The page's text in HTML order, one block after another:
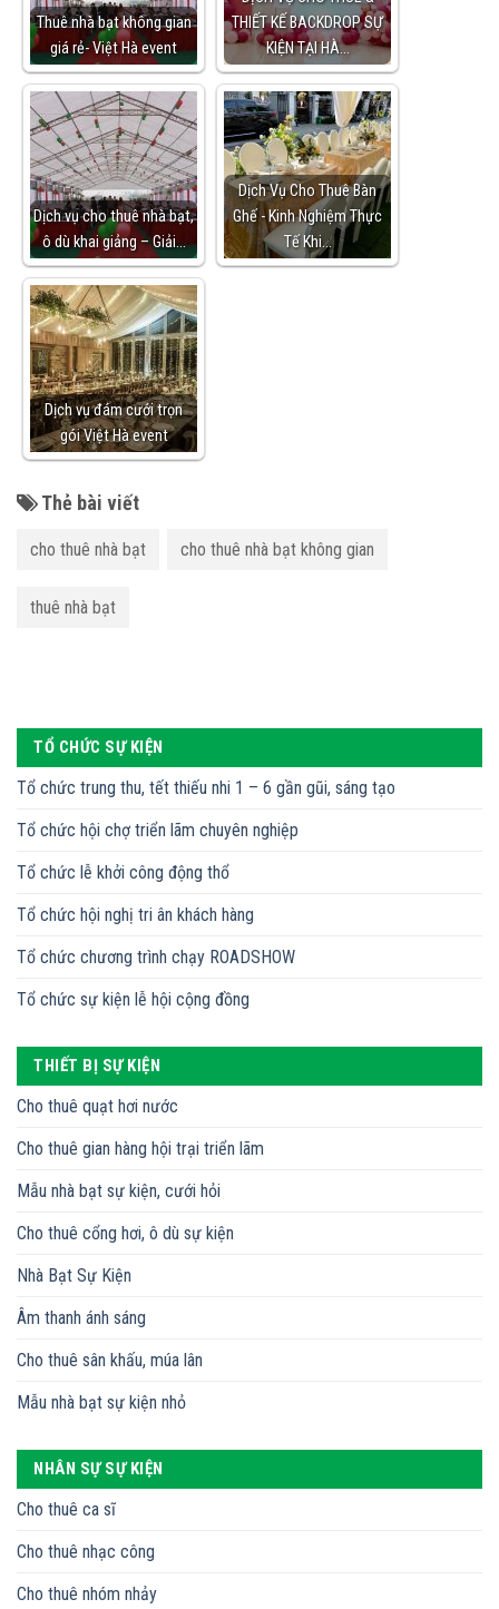
Thuê nhà bạt không gian
giá rẻ- Việt Hà event
THIẾT KẾ BACKDROP SỰ
KIỆN TẠI HÀ…
Dịch vụ cho thuê nhà bạt,
ô dù khai giảng – Giải…
Dịch Vụ Cho Thuê Bàn
Ghế - Kinh Nghiệm Thực
Tế Khi…
Dịch vụ đám cưới trọn
gói Việt Hà event
Thẻ bài viết
cho thuê nhà bạt cho thuê nhà bạt không gian
thuê nhà bạt
TỔ CHỨC SỰ KIỆN
Tổ chức trung thu, tết thiếu nhi 1 – 6 gần gũi, sáng tạo
Tổ chức hội chợ triển lãm chuyên nghiệp
Tổ chức lễ khởi công động thổ
Tổ chức hội nghị tri ân khách hàng
Tổ chức chương trình chạy ROADSHOW
Tổ chức sự kiện lễ hội cộng đồng
THIẾT BỊ SỰ KIỆN
Cho thuê quạt hơi nước
Cho thuê gian hàng hội trại triển lãm
Mẫu nhà bạt sự kiện, cưới hỏi
Cho thuê cổng hơi, ô dù sự kiện
Nhà Bạt Sự Kiện
Âm thanh ánh sáng
Cho thuê sân khấu, múa lân
Mẫu nhà bạt sự kiện nhỏ
NHÂN SỰ SỰ KIỆN
Cho thuê ca sĩ
Cho thuê nhạc công
Cho thuê nhóm nhảy